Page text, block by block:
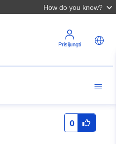
How do you know?
Prisijungti
0